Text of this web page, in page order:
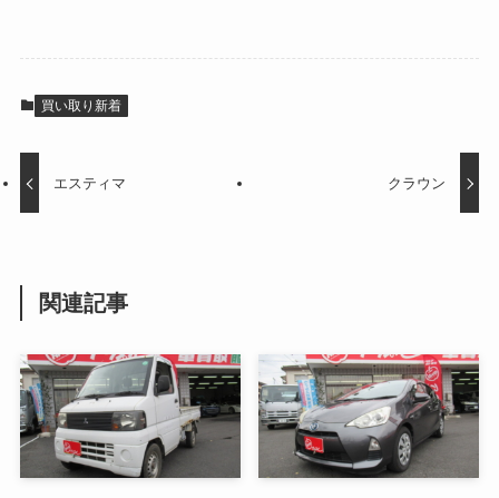
買い取り新着
エスティマ クラウン
関連記事